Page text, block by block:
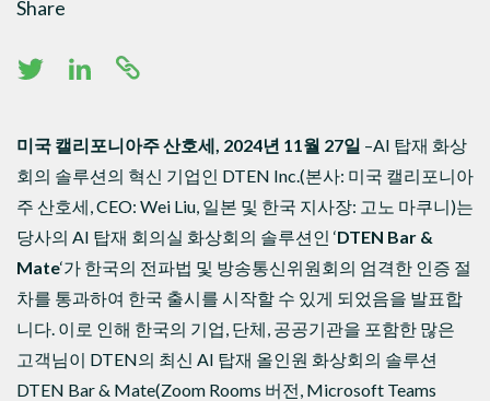
Share
미국 캘리포니아주 산호세, 2024년 11월 27일 –AI 탑재 화상
회의 솔루션의 혁신 기업인 DTEN Inc.(본사: 미국 캘리포니아
주 산호세, CEO: Wei Liu, 일본 및 한국 지사장: 고노 마쿠니)는
당사의 AI 탑재 회의실 화상회의 솔루션인 ‘DTEN Bar &
Mate‘가 한국의 전파법 및 방송통신위원회의 엄격한 인증 절
차를 통과하여 한국 출시를 시작할 수 있게 되었음을 발표합
니다. 이로 인해 한국의 기업, 단체, 공공기관을 포함한 많은
고객님이 DTEN의 최신 AI 탑재 올인원 화상회의 솔루션
DTEN Bar & Mate(Zoom Rooms 버전, Microsoft Teams